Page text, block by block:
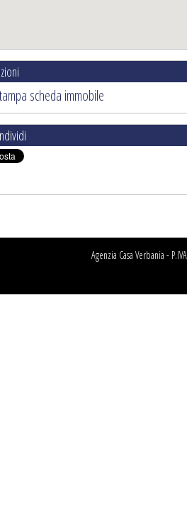
scheda immobile
Agenzia Casa Verbania -